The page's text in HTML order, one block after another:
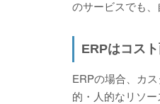
のサービスでも、
ERPはコス
ERPの場合、カ
的・人的なリソ